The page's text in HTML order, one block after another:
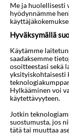
monille
Onko
Hikkaduwan
lisätään
voivat olla
ne
varauksesta,
ilmoitettuun
Mitkä
Me ja huolellisesti
hyödynnämme
Hyväksymällä
Käytämme
saadaksemme
osoitteestasi sekä
Hylkääminen voi
käytettävyyteen.
Jotkin
suostumusta, jos
tätä tai muuttaa